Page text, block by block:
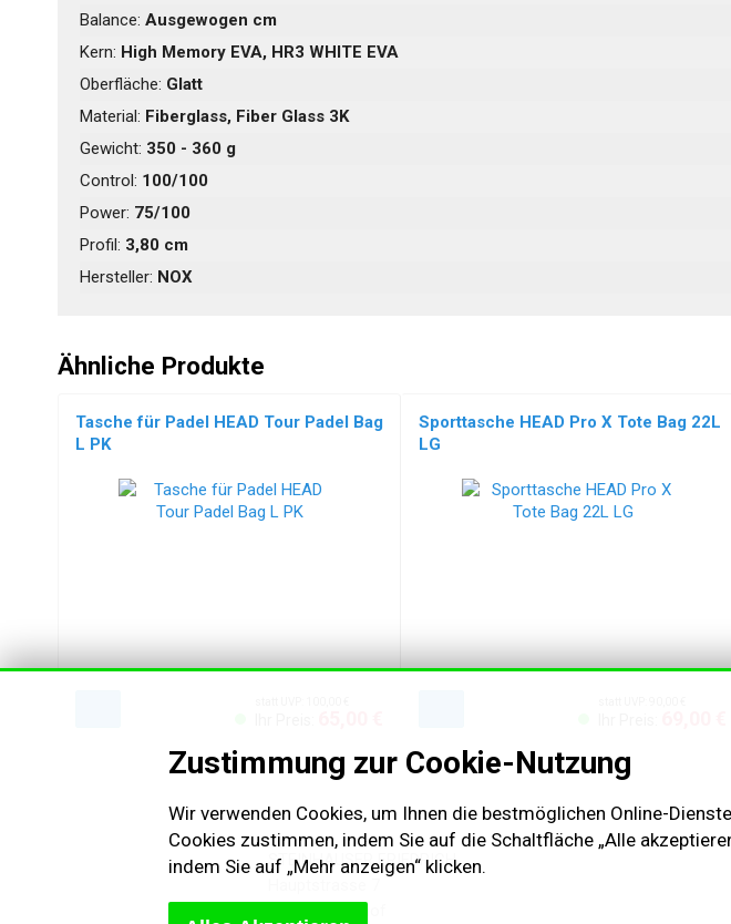
Balance: Ausgewogen cm
Kern: High Memory EVA, HR3 WHITE EVA
Oberfläche: Glatt
Material: Fiberglass, Fiber Glass 3K
Gewicht: 350 - 360 g
Control: 100/100
Power: 75/100
Profil: 3,80 cm
Hersteller: NOX
Ähnliche Produkte
Tasche für Padel HEAD Tour Padel Bag
L PK
Sporttasche HEAD Pro X Tote Bag 22L
LG
STEINHAUSER FRIEDRICH
3482 Stettenhof
Zustimmung zur Cookie-Nutzung
Wir verwenden Cookies, um Ihnen die bestmöglichen Online-
Cookies zustimmen, indem Sie auf die Schaltfläche „Alle
indem Sie auf „Mehr anzeigen“ klicken.